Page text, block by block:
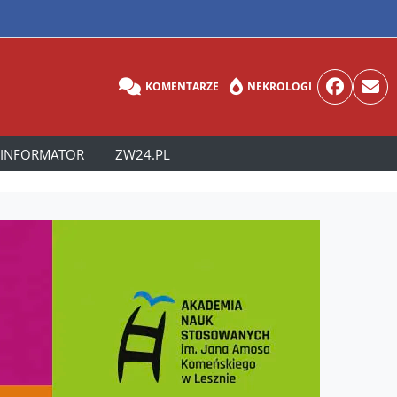
KOMENTARZE NEKROLOGI
INFORMATOR ZW24.PL